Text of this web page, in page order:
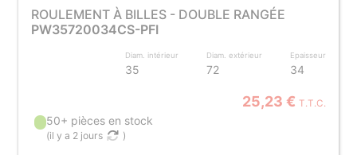
ROULEMENT À BILLES - DOUBLE RANGÉE
PW35720034CS-PFI
Diam. intérieur
35
Diam. extérieur
72
Epaisseur
34
25,23 € T.T.C.
50+ pièces en stock
(il y a 2 jours )